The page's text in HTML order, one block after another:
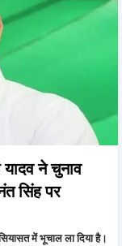
ने चुनाव
सिंह पर
में भूचाल ला दिया है।